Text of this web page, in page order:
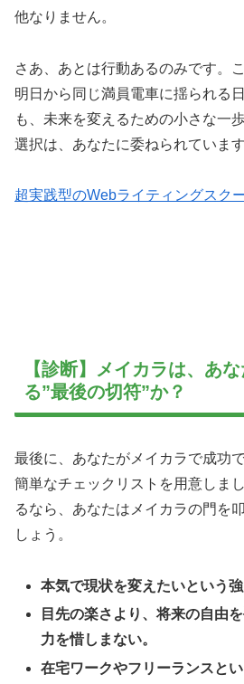
他なりません。
さあ、あとは行動あるのみです。
明日から同じ満員電車に揺られる
も、未来を変えるための小さな一
選択は、あなたに委ねられています
超実践型のWebライティングスク
【診断】メイカラは、あ
る”最後の切符”か？
最後に、あなたがメイカラで成功
簡単なチェックリストを用意しま
るなら、あなたはメイカラの門を
しょう。
本気で現状を変えたいという強
目先の楽さより、将来の自由
力を惜しまない。
在宅ワークやフリーランスと